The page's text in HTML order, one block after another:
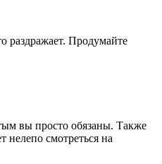
раздражает. Продумайте
вы просто обязаны. Также
нелепо смотреться на